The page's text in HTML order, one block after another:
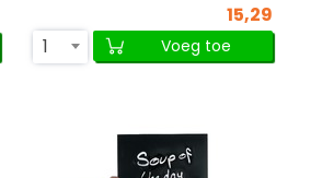
15,29
1
Voeg toe